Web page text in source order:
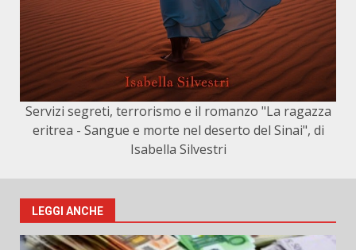
Servizi segreti, terrorismo e il romanzo "La ragazza
eritrea - Sangue e morte nel deserto del Sinai", di
Isabella Silvestri
LEGGI ANCHE